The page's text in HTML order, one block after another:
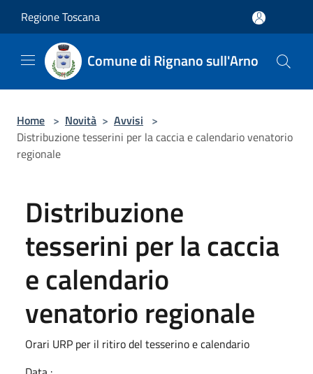
Regione Toscana
Comune di Rignano sull'Arno
Home > Novità > Avvisi >
Distribuzione tesserini per la caccia e calendario venatorio
regionale
Distribuzione
tesserini per la caccia
e calendario
venatorio regionale
Orari URP per il ritiro del tesserino e calendario